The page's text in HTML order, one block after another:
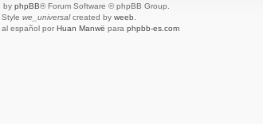
by phpBB® Forum Software © phpBB Group.
Style we_universalcreated by weeb
español por Huan Manwë para phpbb-es.com